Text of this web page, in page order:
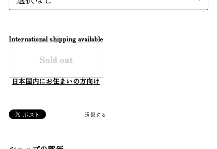
International shipping available
Sold out
日本国内にお住まいの方向け
通報する